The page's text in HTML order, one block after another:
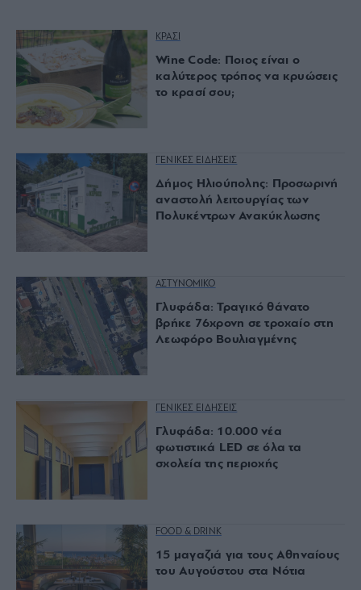
ΚΡΑΣΙ
Wine Code: Ποιος είναι ο
καλύτερος τρόπος να κρυώσεις
το κρασί σου;
ΓΕΝΙΚΕΣ ΕΙΔΗΣΕΙΣ
Δήμος Ηλιούπολης: Προσωρινή
αναστολή λειτουργίας των
Πολυκέντρων Ανακύκλωσης
ΑΣΤΥΝΟΜΙΚΟ
Γλυφάδα: Τραγικό θάνατο
βρήκε 76χρονη σε τροχαίο στη
Λεωφόρο Βουλιαγμένης
ΓΕΝΙΚΕΣ ΕΙΔΗΣΕΙΣ
Γλυφάδα: 10.000 νέα
φωτιστικά LED σε όλα τα
σχολεία της περιοχής
FOOD & DRINK
15 μαγαζιά για τους Αθηναίους
του Αυγούστου στα Νότια